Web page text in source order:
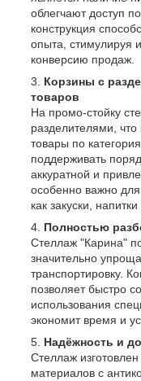
облегчают доступ
конструкция
опыта, стимулируя
конверсию продаж.
Корзины с
товаров
На промо-стойку
разделителями,
товары по
поддерживать
аккуратной и
особенно важно
как закуски,
Полностью
Стеллаж "Карина"
значительно
транспортировку.
позволяет быстро
использования
экономит время и
Надёжность и
Стеллаж
материалов с